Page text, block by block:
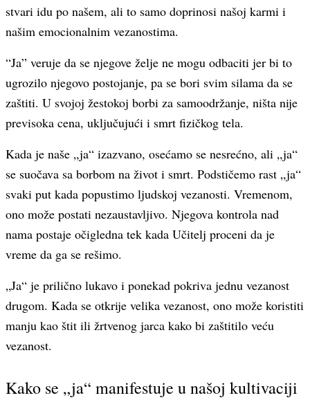
stvari idu po našem, ali to samo doprinosi našoj karmi i
našim emocionalnim vezanostima.
“Ja” veruje da se njegove želje ne mogu odbaciti jer bi to
ugrozilo njegovo postojanje, pa se bori svim silama da se
zaštiti. U svojoj žestokoj borbi za samoodržanje, ništa nije
previsoka cena, uključujući i smrt fizičkog tela.
Kada je naše „ja“ izazvano, osećamo se nesrećno, ali „ja“
se suočava sa borbom na život i smrt. Podstičemo rast „ja“
svaki put kada popustimo ljudskoj vezanosti. Vremenom,
ono može postati nezaustavljivo. Njegova kontrola nad
nama postaje očigledna tek kada Učitelj proceni da je
vreme da ga se rešimo.
„Ja“ je prilično lukavo i ponekad pokriva jednu vezanost
drugom. Kada se otkrije velika vezanost, ono može koristiti
manju kao štit ili žrtvenog jarca kako bi zaštitilo veću
vezanost.
Kako se „ja“ manifestuje u našoj kultivaciji